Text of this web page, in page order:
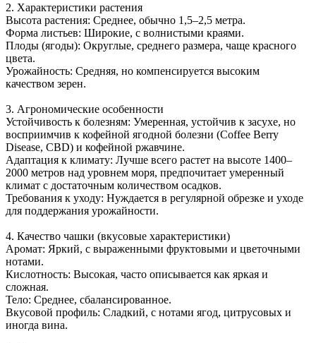
2. Характеристики растения
Высота растения: Среднее, обычно 1,5–2,5 метра.
Форма листьев: Широкие, с волнистыми краями.
Плоды (ягоды): Округлые, среднего размера, чаще красного
цвета.
Урожайность: Средняя, но компенсируется высоким
качеством зерен.
3. Агрономические особенности
Устойчивость к болезням: Умеренная, устойчив к засухе, но
восприимчив к кофейной ягодной болезни (Coffee Berry
Disease, CBD) и кофейной ржавчине.
Адаптация к климату: Лучше всего растет на высоте 1400–
2000 метров над уровнем моря, предпочитает умеренный
климат с достаточным количеством осадков.
Требования к уходу: Нуждается в регулярной обрезке и уходе
для поддержания урожайности.
4. Качество чашки (вкусовые характеристики)
Аромат: Яркий, с выраженными фруктовыми и цветочными
нотами.
Кислотность: Высокая, часто описывается как яркая и
сложная.
Тело: Среднее, сбалансированное.
Вкусовой профиль: Сладкий, с нотами ягод, цитрусовых и
иногда вина.